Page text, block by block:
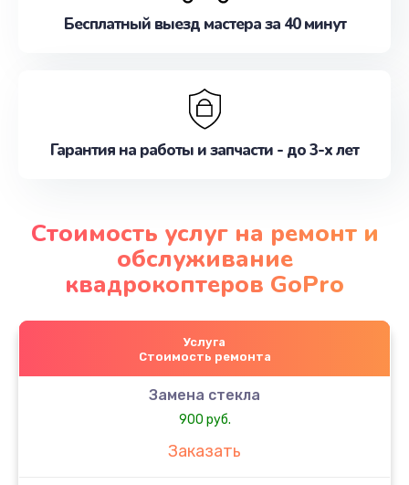
Бесплатный выезд мастера за 40 минут
Гарантия на работы и запчасти - до 3-х лет
Стоимость услуг на ремонт и
обслуживание
квадрокоптеров GoPro
Услуга
Стоимость ремонта
Замена стекла
900 руб.
Заказать